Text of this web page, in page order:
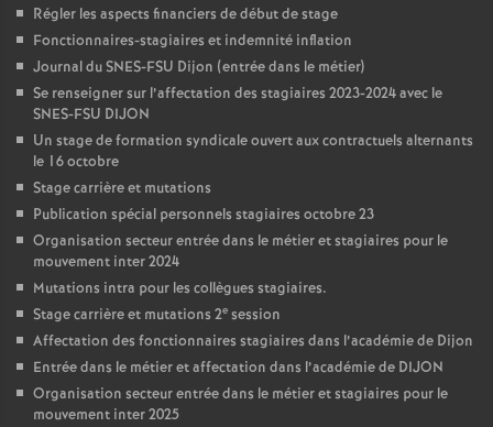
Régler les aspects financiers de début de stage
Fonctionnaires-stagiaires et indemnité inflation
Journal du SNES-FSU Dijon (entrée dans le métier)
Se renseigner sur l’affectation des stagiaires 2023-2024 avec le
SNES-FSU DIJON
Un stage de formation syndicale ouvert aux contractuels alternants
le 16 octobre
Stage carrière et mutations
Publication spécial personnels stagiaires octobre 23
Organisation secteur entrée dans le métier et stagiaires pour le
mouvement inter 2024
Mutations intra pour les collègues stagiaires.
Stage carrière et mutations 2e session
Affectation des fonctionnaires stagiaires dans l’académie de Dijon
Entrée dans le métier et affectation dans l’académie de DIJON
Organisation secteur entrée dans le métier et stagiaires pour le
mouvement inter 2025